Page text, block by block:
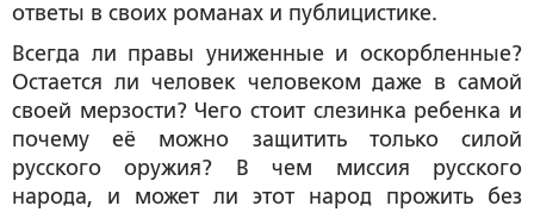
ответы в своих романах и публицистике.
Всегда ли правы униженные и оскорбленные?
Остается ли человек человеком даже в самой
своей мерзости? Чего стоит слезинка ребенка и
почему её можно защитить только силой
русского оружия? В чем миссия русского
народа, и может ли этот народ прожить без